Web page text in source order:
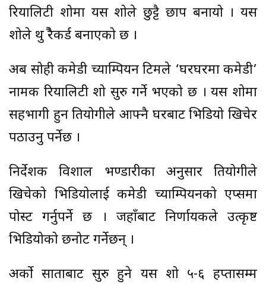
रियालिटी शोमा यस शोले छुट्टै छाप बनायो । यस
शोले थुप्रै रेकर्ड बनाएको छ ।
अब सोही कमेडी च्याम्पियन टिमले ‘घरघरमा कमेडी’
नामक रियालिटी शो सुरु गर्ने भएको छ । यस शोमा
सहभागी हुन प्रतियोगीले आफ्नै घरबाट भिडियो खिचेर
पठाउनु पर्नेछ ।
निर्देशक विशाल भण्डारीका अनुसार प्रतियोगीले
खिचेको भिडियोलाई कमेडी च्याम्पियनको एप्समा
पोस्ट गर्नुपर्ने छ । जहाँबाट निर्णायकले उत्कृष्ट
भिडियोको छनोट गर्नेछन् ।
अर्को साताबाट सुरु हुने यस शो ५-६ हप्तासम्म